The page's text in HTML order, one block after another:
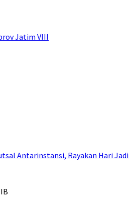
Jatim VIII
Antarinstansi, Rayakan Hari